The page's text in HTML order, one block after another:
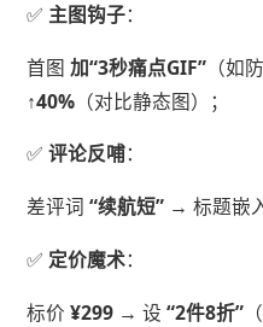
✅ ​ ​主图钩子​​：
首图 ​​加“3秒痛点GIF”​ （如
↑40%​ ​（对比静态图）；
✅ ​​评论反哺​​：
差评词 ​​“续航短”​ → 标题嵌
✅ ​ ​定价魔术​​：
标价 ​​¥299​ ​ → 设 ​​“2件8折”​